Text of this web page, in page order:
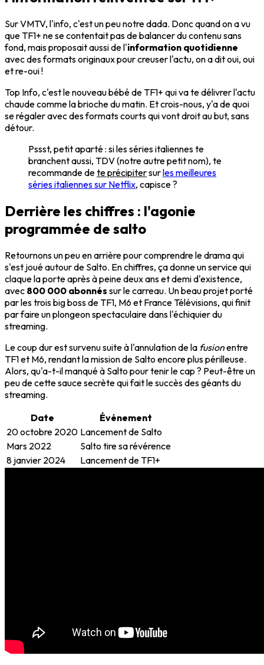
Sur VMTV, l'info, c'est un peu notre dada. Donc quand on a vu
que TF1+ ne se contentait pas de balancer du contenu sans
fond, mais proposait aussi de l'information quotidienne
avec des formats originaux pour creuser l'actu, on a dit oui, oui
et re-oui !
Top Info, c'est le nouveau bébé de TF1+ qui va te délivrer l'actu
chaude comme la brioche du matin. Et crois-nous, y'a de quoi
se régaler avec des formats courts qui vont droit au but, sans
détour.
Pssst, petit aparté : si les séries italiennes te
branchent aussi, TDV (notre autre petit nom), te
recommande dete précipitersurles meilleures
séries italiennes sur Netflix, capisce ?
Derrière les chiffres : l'agonie
programmée de salto
Retournons un peu en arrière pour comprendre le drama qui
s'est joué autour de Salto. En chiffres, ça donne un service qui
claque la porte après à peine deux ans et demi d'existence,
avec 800 000 abonnés sur le carreau. Un beau projet porté
par les trois big boss de TF1, M6 et France Télévisions, qui finit
par faire un plongeon spectaculaire dans l'échiquier du
streaming.
Le coup dur est survenu suite à l'annulation de la fusionentre
TF1 et M6, rendant la mission de Salto encore plus périlleuse.
Alors, qu'a-t-il manqué à Salto pour tenir le cap ? Peut-être un
peu de cette sauce secrète qui fait le succès des géants du
streaming.
Date
Événement
20 octobre 2020 Lancement de Salto
Mars 2022
Salto tire sa révérence
8 janvier 2024
Lancement de TF1+